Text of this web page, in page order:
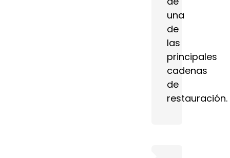
una
de
las
principales
cadenas
de
restauración.